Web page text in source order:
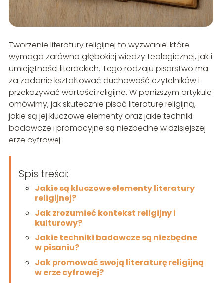
Tworzenie literatury religijnej to wyzwanie, które
wymaga zarówno głębokiej wiedzy teologicznej, jak i
umiejętności literackich. Tego rodzaju pisarstwo ma
za zadanie kształtować duchowość czytelników i
przekazywać wartości religijne. W poniższym artykule
omówimy, jak skutecznie pisać literaturę religijną,
jakie są jej kluczowe elementy oraz jakie techniki
badawcze i promocyjne są niezbędne w dzisiejszej
erze cyfrowej.
Spis treści:
Jakie są kluczowe elementy literatury
religijnej?
Jak zrozumieć kontekst religijny i
kulturowy?
Jakie techniki badawcze są niezbędne
w pisaniu?
Jak promować swoją literaturę religijną
w erze cyfrowej?